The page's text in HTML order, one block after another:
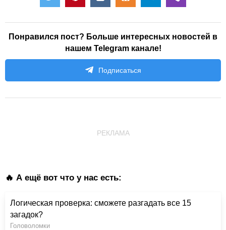
Понравился пост? Больше интересных новостей в
нашем Telegram канале!
Подписаться
РЕКЛАМА
🔥 А ещё вот что у нас есть:
Логическая проверка: сможете разгадать все 15
загадок?
Головоломки